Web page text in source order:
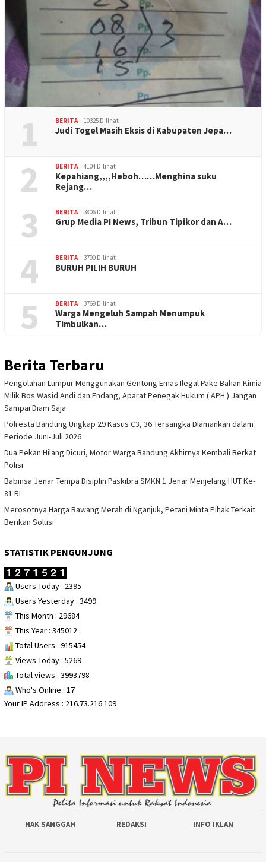
1 BERITA 10325 Dilihat
Judi Togel Masih Eksis di Kabupaten Jepa…
2 BERITA 4104 Dilihat
Kepahiang,,,,Heboh……Menghina suku
Rejang…
3 BERITA 3806 Dilihat
Grup Media PI News, Tribun Tipikor dan A…
4 BERITA 3790 Dilihat
BURUH PILIH BURUH
5 BERITA 3769 Dilihat
Warga Mengeluh Sampah Menumpuk
Timbulkan…
Berita Terbaru
Pengolahan Lumpur Menggunakan Gentong Emas Ilegal Pake Bahan Kimia
Milik Bos Wasid Andi dan Endang, Aparat Penegak Hukum ( APH ) Jangan
Sampai Diam Saja
Polresta Bandung Ungkap 29 Kasus C3, 36 Tersangka Diamankan dalam
Periode Juni-Juli 2026
Dua Pekan Hilang Dicuri, Motor Warga Bandung Akhirnya Kembali Berkat
Polisi
Babinsa Jenar Tempa Disiplin Paskibra SMKN 1 Jenar Menjelang HUT Ke-
81 RI
Merosotnya Harga Bawang Merah di Nganjuk, Petani Minta Pihak Terkait
Berikan Solusi
STATISTIK PENGUNJUNG
Users Today : 2395
Users Yesterday : 3499
This Month : 29684
This Year : 345012
Total Users : 915454
Views Today : 5269
Total views : 3993798
Who's Online : 17
Your IP Address : 216.73.216.109
HAK SANGGAH REDAKSI INFO IKLAN